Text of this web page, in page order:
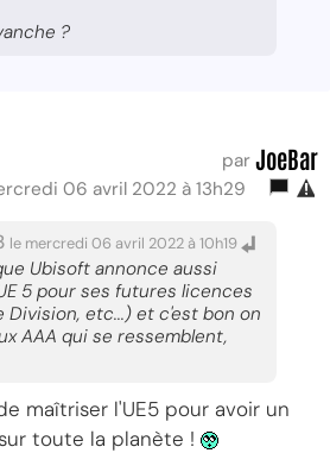
?
par JoeBar
06 avril 2022 à 13h29
le mercredi 06 avril 2022 à 10h19
Ubisoft annonce aussi
5 pour ses futures licences
Division, etc...) et c'est bon on
AAA qui se ressemblent,
maîtriser l'UE5 pour avoir un
toute la planète !